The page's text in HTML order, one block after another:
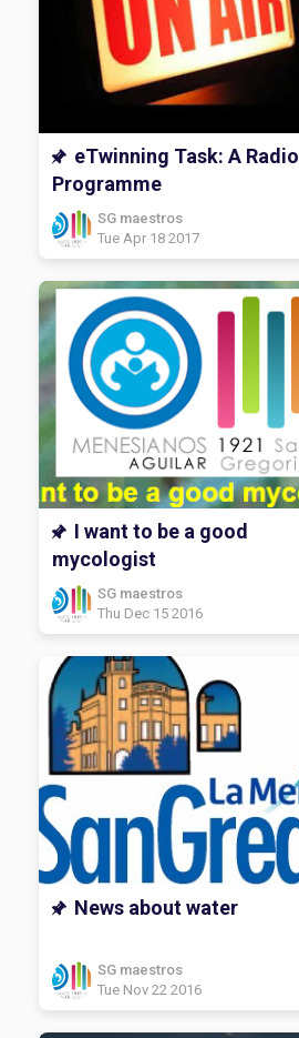
eTwinning Task: A Radio
Programme
SG maestros
Tue Apr 18 2017
I want to be a good
mycologist
SG maestros
Thu Dec 15 2016
News about water
SG maestros
Tue Nov 22 2016